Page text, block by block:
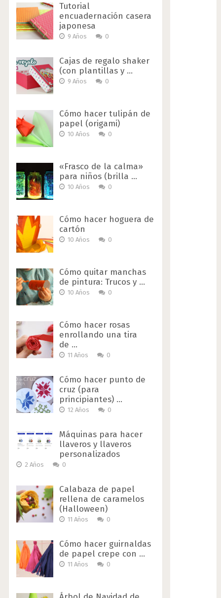
Tutorial
encuadernación casera
japonesa
9 Años 0
Cajas de regalo shaker
(con plantillas y …
9 Años 0
Cómo hacer tulipán de
papel (origami)
10 Años 0
«Frasco de la calma»
para niños (brilla …
10 Años 0
Cómo hacer hoguera de
cartón
10 Años 0
Cómo quitar manchas
de pintura: Trucos y …
10 Años 0
Cómo hacer rosas
enrollando una tira
de …
11 Años 0
Cómo hacer punto de
cruz (para
principiantes) …
12 Años 0
Máquinas para hacer
llaveros y llaveros
personalizados
2 Años 0
Calabaza de papel
rellena de caramelos
(Halloween)
11 Años 0
Cómo hacer guirnaldas
de papel crepe con …
11 Años 0